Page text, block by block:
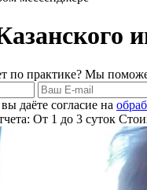
по практике? Мы
даёте согласие на
От 1 до 3 суток